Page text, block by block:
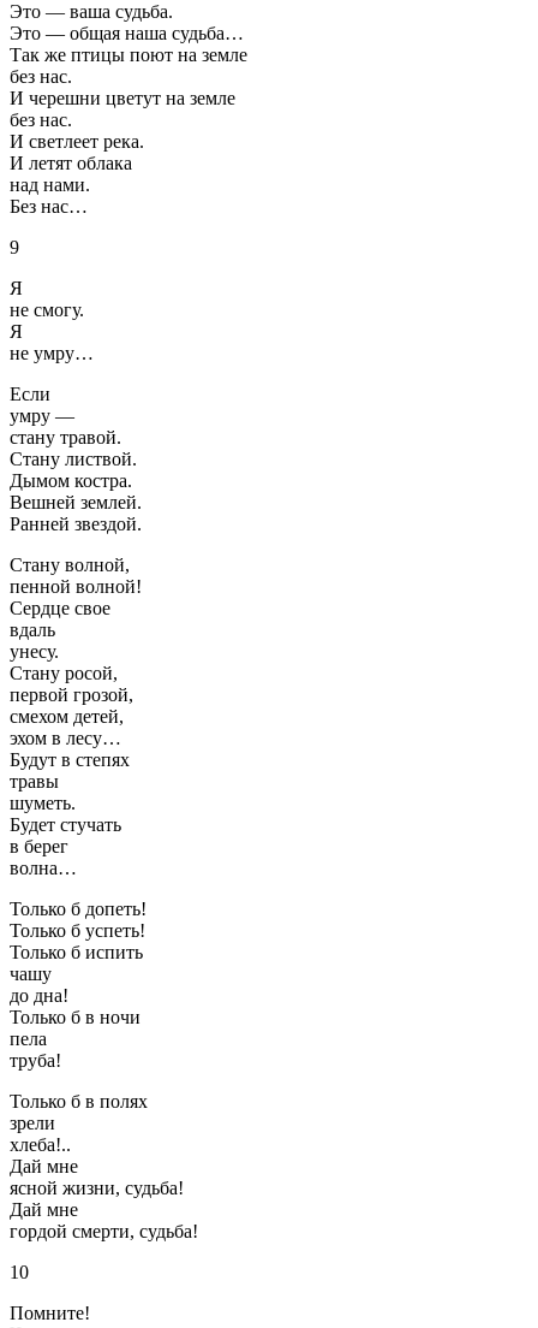
Это — ваша судьба.
Это — общая наша судьба…
Так же птицы поют на земле
без нас.
И черешни цветут на земле
без нас.
И светлеет река.
И летят облака
над нами.
Без нас…
9
Я
не смогу.
Я
не умру…
Если
умру —
стану травой.
Стану листвой.
Дымом костра.
Вешней землей.
Ранней звездой.
Стану волной,
пенной волной!
Сердце свое
вдаль
унесу.
Стану росой,
первой грозой,
смехом детей,
эхом в лесу…
Будут в степях
травы
шуметь.
Будет стучать
в берег
волна…
Только б допеть!
Только б успеть!
Только б испить
чашу
до дна!
Только б в ночи
пела
труба!
Только б в полях
зрели
хлеба!..
Дай мне
ясной жизни, судьба!
Дай мне
гордой смерти, судьба!
10
Помните!